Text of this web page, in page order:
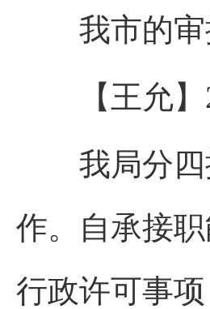
我市的审
【王允】
我局分四批
作。自承接
行政许可事